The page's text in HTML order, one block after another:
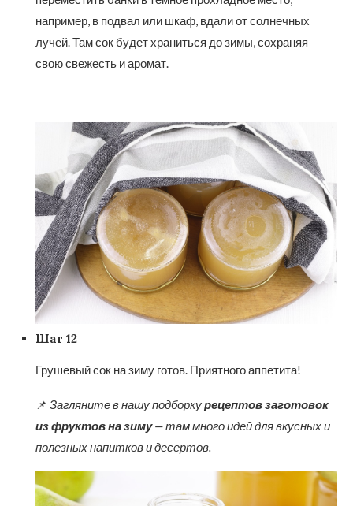
например, в подвал или шкаф, вдали от солнечных
лучей. Там сок будет храниться до зимы, сохраняя
свою свежесть и аромат.
Шаг 12
Грушевый сок на зиму готов. Приятного аппетита!
📌 Загляните в нашу подборкурецептов заготовок
из фруктов на зиму— там много идей для вкусных и
полезных напитков и десертов.